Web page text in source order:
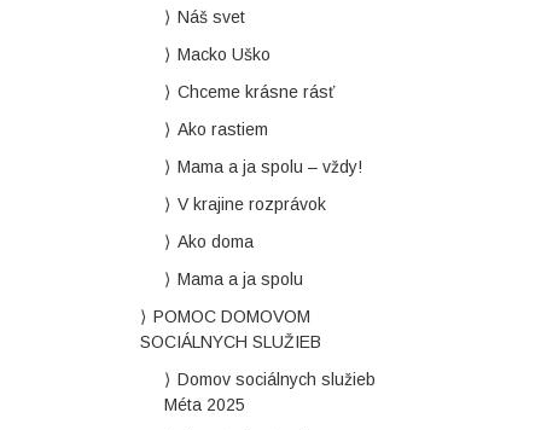
Náš svet
Macko Uško
Chceme krásne rásť
Ako rastiem
Mama a ja spolu – vždy!
V krajine rozprávok
Ako doma
Mama a ja spolu
POMOC DOMOVOM
SOCIÁLNYCH SLUŽIEB
Domov sociálnych služieb
Méta 2025